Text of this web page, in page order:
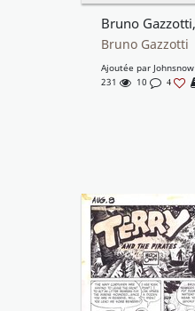
Bruno Gazzotti
Ajoutée par Johnsnow
231
10 4